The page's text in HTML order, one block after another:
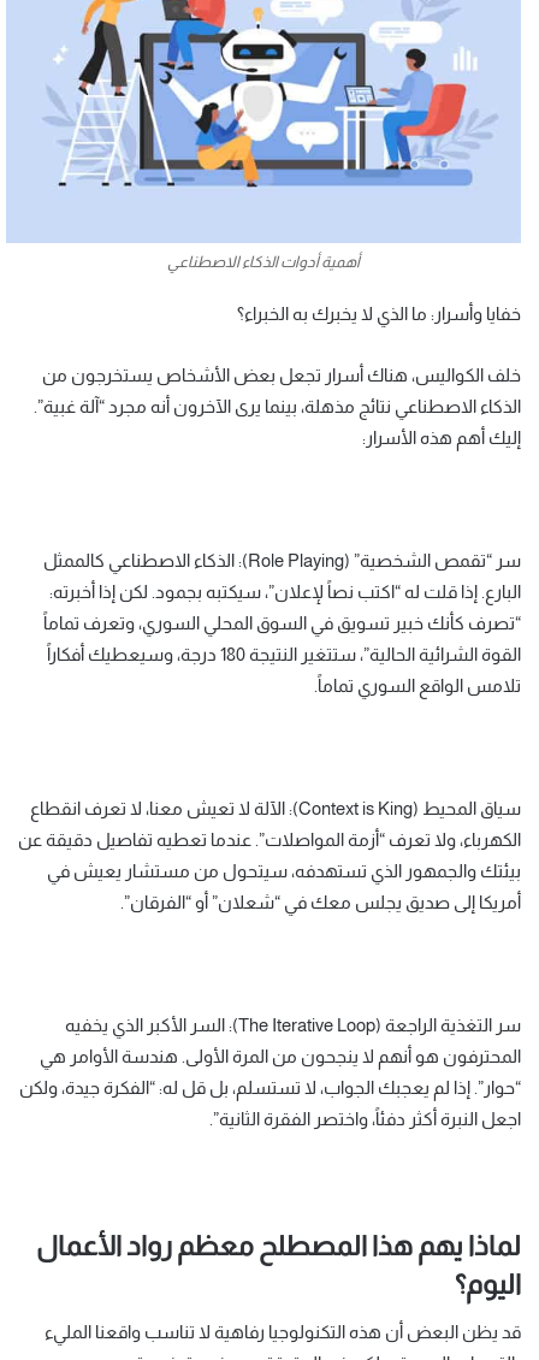
أهمية أدوات الذكاء الاصطناعي
خفايا وأسرار: ما الذي لا يخبرك به الخبراء؟
خلف الكواليس، هناك أسرار تجعل بعض الأشخاص يستخرجون من
الذكاء الاصطناعي نتائج مذهلة، بينما يرى الآخرون أنه مجرد “آلة غبية”.
إليك أهم هذه الأسرار:
سر “تقمص الشخصية” (Role Playing): الذكاء الاصطناعي كالممثل
البارع. إذا قلت له “اكتب نصاً لإعلان”، سيكتبه بجمود. لكن إذا أخبرته:
“تصرف كأنك خبير تسويق في السوق المحلي السوري، وتعرف تماماً
القوة الشرائية الحالية”، ستتغير النتيجة 180 درجة، وسيعطيك أفكاراً
تلامس الواقع السوري تماماً.
سياق المحيط (Context is King): الآلة لا تعيش معنا، لا تعرف انقطاع
الكهرباء، ولا تعرف “أزمة المواصلات”. عندما تعطيه تفاصيل دقيقة عن
بيئتك والجمهور الذي تستهدفه، سيتحول من مستشار يعيش في
أمريكا إلى صديق يجلس معك في “شعلان” أو “الفرقان”.
سر التغذية الراجعة (The Iterative Loop): السر الأكبر الذي يخفيه
المحترفون هو أنهم لا ينجحون من المرة الأولى. هندسة الأوامر هي
“حوار”. إذا لم يعجبك الجواب، لا تستسلم، بل قل له: “الفكرة جيدة، ولكن
اجعل النبرة أكثر دفئاً، واختصر الفقرة الثانية”.
لماذا يهم هذا المصطلح معظم رواد الأعمال
اليوم؟
قد يظن البعض أن هذه التكنولوجيا رفاهية لا تناسب واقعنا المليء